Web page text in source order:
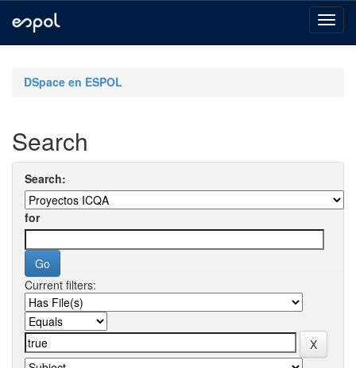
navigationDSpace en ESPOL
Search
Search:
for
Current filters: